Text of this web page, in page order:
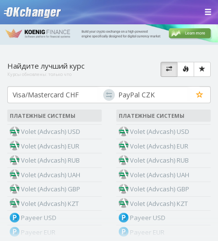
Найдите лучший курс
Курсы обновлены: только что
ПЛАТЕЖНЫЕ СИСТЕМЫ
Volet (Advcash) USD
Volet (Advcash) EUR
Volet (Advcash) RUB
Volet (Advcash) UAH
Volet (Advcash) GBP
Volet (Advcash) KZT
Payeer USD
Payeer EUR
ПЛАТЕЖНЫЕ СИСТЕМЫ
Volet (Advcash) USD
Volet (Advcash) EUR
Volet (Advcash) RUB
Volet (Advcash) UAH
Volet (Advcash) GBP
Volet (Advcash) KZT
Payeer USD
Payeer EUR